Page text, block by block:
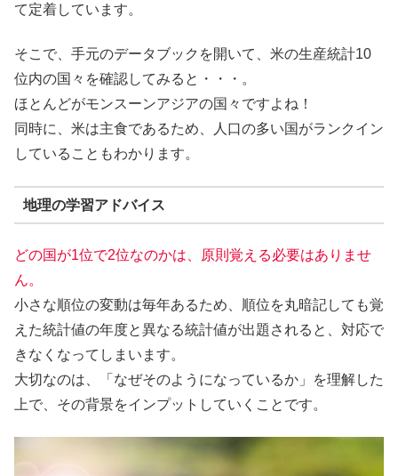
て定着しています。
そこで、手元のデータブックを開いて、米の生産統計10
位内の国々を確認してみると・・・。
ほとんどがモンスーンアジアの国々ですよね！
同時に、米は主食であるため、人口の多い国がランクイン
していることもわかります。
地理の学習アドバイス
どの国が1位で2位なのかは、原則覚える必要はありませ
ん。
小さな順位の変動は毎年あるため、順位を丸暗記しても覚
えた統計値の年度と異なる統計値が出題されると、対応で
きなくなってしまいます。
大切なのは、「なぜそのようになっているか」を理解した
上で、その背景をインプットしていくことです。